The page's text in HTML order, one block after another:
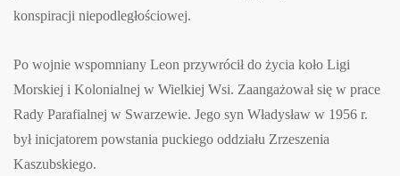
konspiracji niepodległościowej.
Po wojnie wspomniany Leon przywrócił do życia koło Ligi
Morskiej i Kolonialnej w Wielkiej Wsi. Zaangażował się w prace
Rady Parafialnej w Swarzewie. Jego syn Władysław w 1956 r.
był inicjatorem powstania puckiego oddziału Zrzeszenia
Kaszubskiego.